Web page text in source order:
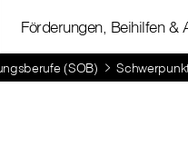
Förderungen, Beihilfen &
(SOB)